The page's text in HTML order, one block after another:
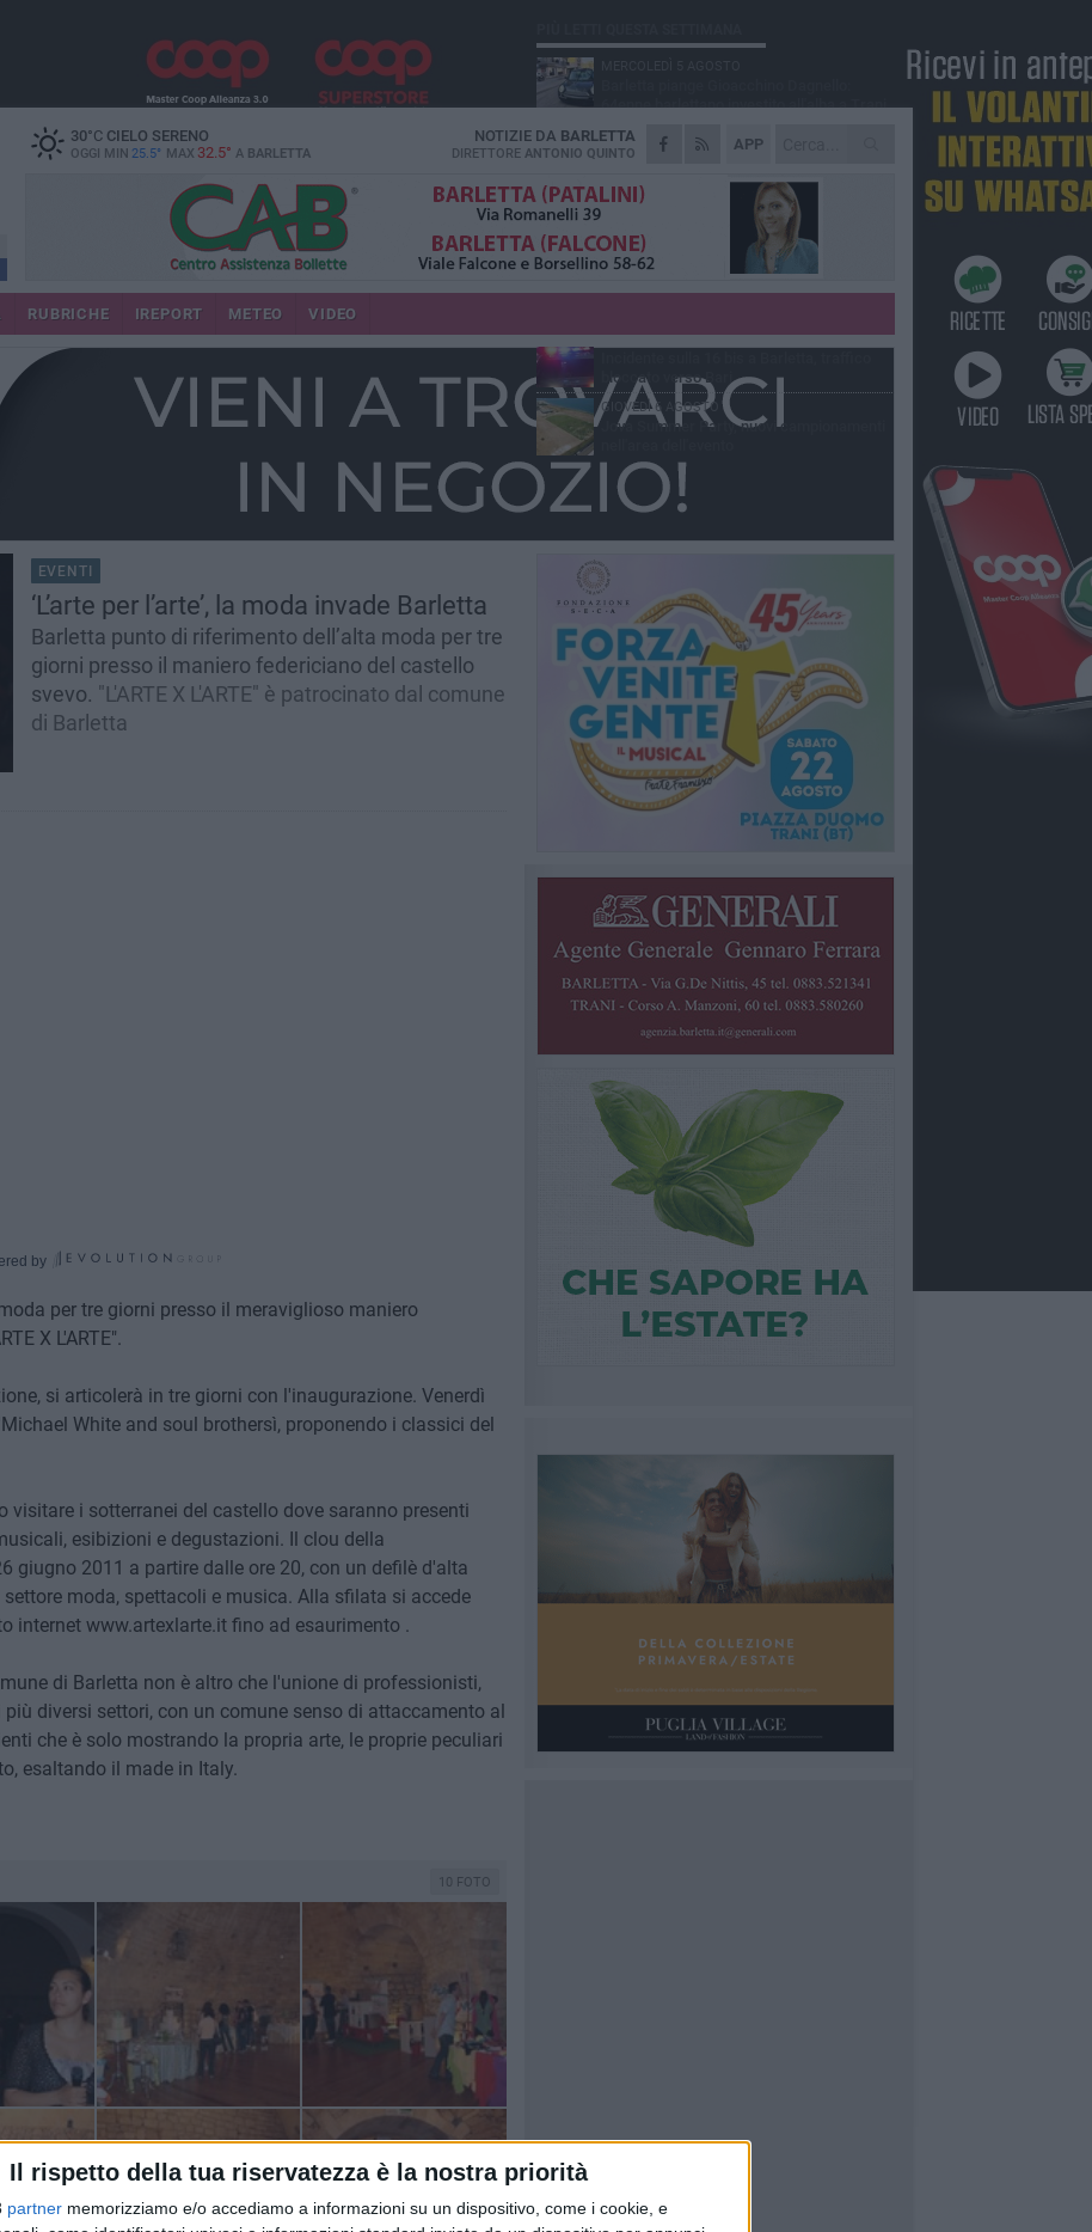
Il rispetto della tua riservatezza è la nostra priorità
partner memorizziamo e/o accediamo a informazioni su un dispositivo, come i cookie, e
30°CCIELO SERENO
OGGI MIN 25.5° MAX 32.5° A BARLETTA
APP
NOTIZIE DA BARLETTA
DIRETTORE ANTONIO QUINTO
RUBRICHE IREPORT METEO VIDEO
EVENTI
‘L’arte per l’arte’, la moda invade Barletta
Barletta punto di riferimento dell’alta moda per tre
giorni presso il maniero federiciano del castello
svevo. "L'ARTE X L'ARTE" è patrocinato dal comune
di Barletta
by
per tre giorni presso il meraviglioso maniero
X L'ARTE".
si articolerà in tre giorni con l'inaugurazione. Venerdì
White and soul brothersì, proponendo i classici del
visitare i sotterranei del castello dove saranno presenti
esibizioni e degustazioni. Il clou della
giugno 2011 a partire dalle ore 20, con un defilè d'alta
moda, spettacoli e musica. Alla sfilata si accede
internet www.artexlarte.it fino ad esaurimento .
di Barletta non è altro che l'unione di professionisti,
diversi settori, con un comune senso di attaccamento al
che è solo mostrando la propria arte, le proprie peculiari
esaltando il made in Italy.
10 FOTO
64enne barlettano investito all'alba a Trani
GIOVEDÌ 6 AGOSTO
Il ricordo di "Cecco", il benzinaio col
separavano dalla pensione»
MERCOLEDÌ 5 AGOSTO
Jova Summer Party, giovedì mattina
sopralluogo nell'area dell'evento
DOMENICA 2 AGOSTO
Beni confiscati alla mafia. Nasce il servizio
VENERDÌ 7 AGOSTO
bloccato verso Bari
GIOVEDÌ 6 AGOSTO
Jova Summer Party, nuovi campionamenti